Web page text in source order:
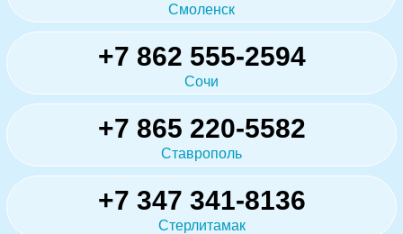
Смоленск
+7 862 555-2594
Сочи
+7 865 220-5582
Ставрополь
+7 347 341-8136
Стерлитамак